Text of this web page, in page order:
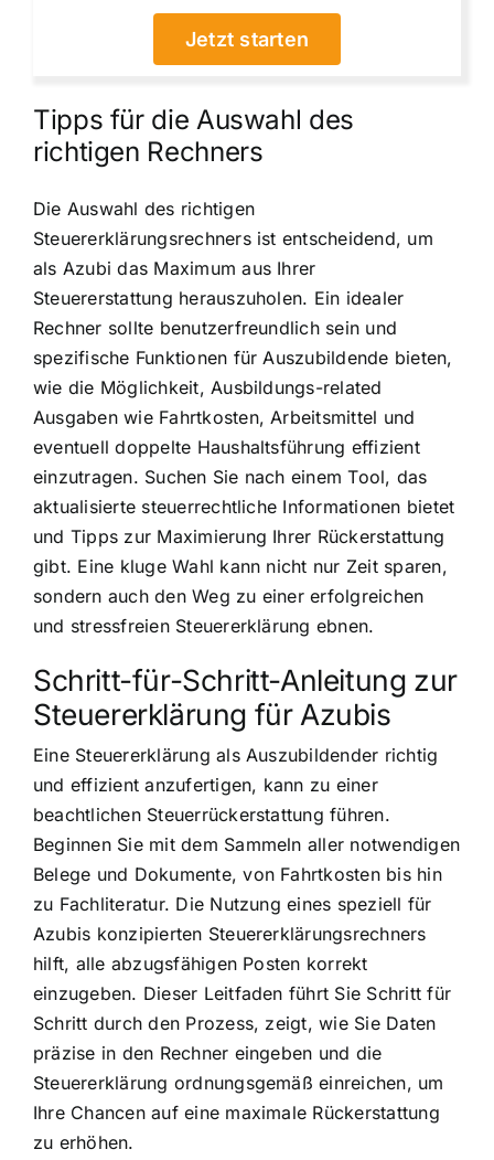
Jetzt starten
Tipps für die Auswahl des
richtigen Rechners
Die Auswahl des richtigen
Steuererklärungsrechners ist entscheidend, um
als Azubi das Maximum aus Ihrer
Steuererstattung herauszuholen. Ein idealer
Rechner sollte benutzerfreundlich sein und
spezifische Funktionen für Auszubildende bieten,
wie die Möglichkeit, Ausbildungs-related
Ausgaben wie Fahrtkosten, Arbeitsmittel und
eventuell doppelte Haushaltsführung effizient
einzutragen. Suchen Sie nach einem Tool, das
aktualisierte steuerrechtliche Informationen bietet
und Tipps zur Maximierung Ihrer Rückerstattung
gibt. Eine kluge Wahl kann nicht nur Zeit sparen,
sondern auch den Weg zu einer erfolgreichen
und stressfreien Steuererklärung ebnen.
Schritt-für-Schritt-Anleitung zur
Steuererklärung für Azubis
Eine Steuererklärung als Auszubildender richtig
und effizient anzufertigen, kann zu einer
beachtlichen Steuerrückerstattung führen.
Beginnen Sie mit dem Sammeln aller notwendigen
Belege und Dokumente, von Fahrtkosten bis hin
zu Fachliteratur. Die Nutzung eines speziell für
Azubis konzipierten Steuererklärungsrechners
hilft, alle abzugsfähigen Posten korrekt
einzugeben. Dieser Leitfaden führt Sie Schritt für
Schritt durch den Prozess, zeigt, wie Sie Daten
präzise in den Rechner eingeben und die
Steuererklärung ordnungsgemäß einreichen, um
Ihre Chancen auf eine maximale Rückerstattung
zu erhöhen.